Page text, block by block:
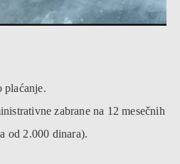
plaćanje.
zabrane na 12 mesečnih
od 2.000 dinara).